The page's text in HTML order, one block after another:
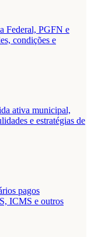
Federal, PGFN e
condições e
ativa municipal,
e estratégias de
pagos
ICMS e outros